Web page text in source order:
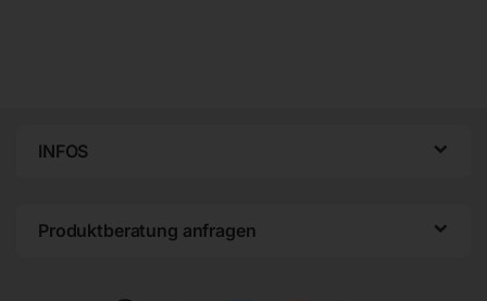
INFOS
Produktberatung anfragen